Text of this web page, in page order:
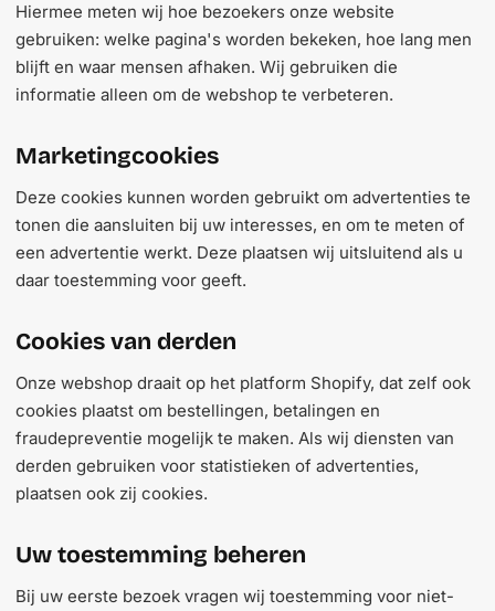
Hiermee meten wij hoe bezoekers onze website
gebruiken: welke pagina's worden bekeken, hoe lang men
blijft en waar mensen afhaken. Wij gebruiken die
informatie alleen om de webshop te verbeteren.
Marketingcookies
Deze cookies kunnen worden gebruikt om advertenties te
tonen die aansluiten bij uw interesses, en om te meten of
een advertentie werkt. Deze plaatsen wij uitsluitend als u
daar toestemming voor geeft.
Cookies van derden
Onze webshop draait op het platform Shopify, dat zelf ook
cookies plaatst om bestellingen, betalingen en
fraudepreventie mogelijk te maken. Als wij diensten van
derden gebruiken voor statistieken of advertenties,
plaatsen ook zij cookies.
Uw toestemming beheren
Bij uw eerste bezoek vragen wij toestemming voor niet-